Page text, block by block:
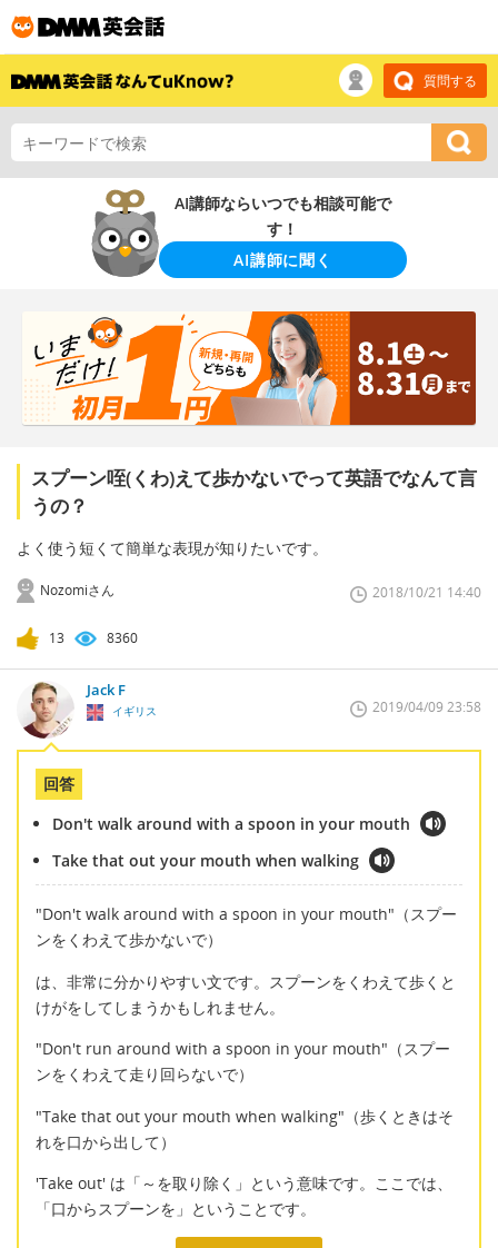
質問する
AI講師ならいつでも相談可能で
す！
AI講師に聞く
スプーン咥(くわ)えて歩かないでって英語でなんて言
うの？
よく使う短くて簡単な表現が知りたいです。
Nozomiさん 2018/10/21 14:40
13 8360
Jack F
イギリス 2019/04/09 23:58
回答
Don't walk around with a spoon in your mouth
Take that out your mouth when walking
"Don't walk around with a spoon in your mouth"（スプー
ンをくわえて歩かないで）
は、非常に分かりやすい文です。スプーンをくわえて歩くと
けがをしてしまうかもしれません。
"Don't run around with a spoon in your mouth"（スプー
ンをくわえて走り回らないで）
"Take that out your mouth when walking"（歩くときはそ
れを口から出して）
'Take out' は「～を取り除く」という意味です。ここでは、
「口からスプーンを」ということです。